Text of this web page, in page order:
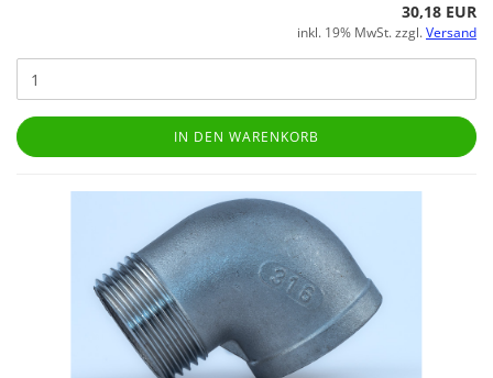
30,18 EUR
inkl. 19% MwSt. zzgl.Versand
IN DEN WARENKORB